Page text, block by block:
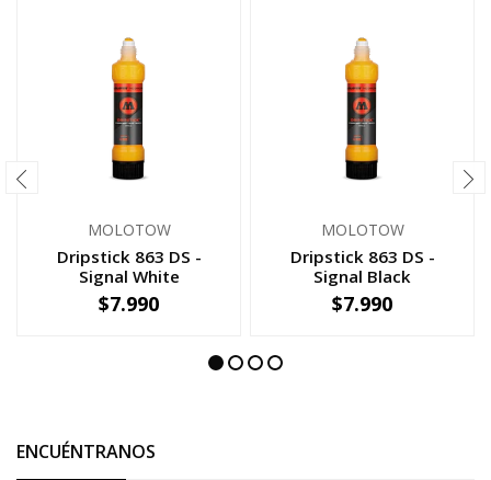
MOLOTOW
Dripstick 863 DS -
Signal White
+
$7.990
MOLOTOW
Dripstick 863 DS -
Signal Black
+
$7.990
ENCUÉNTRANOS